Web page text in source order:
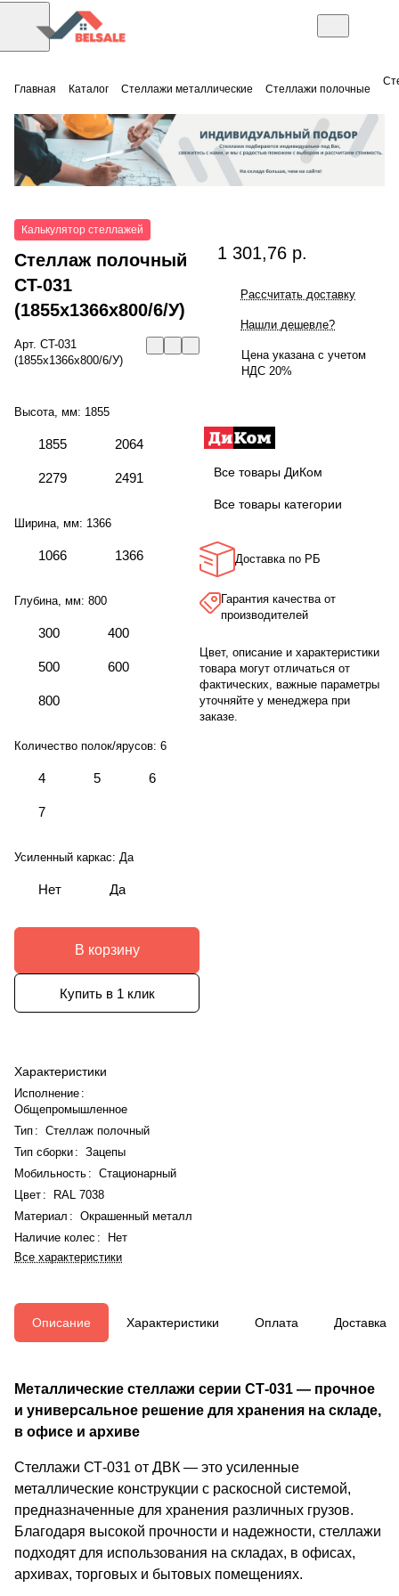
Главная Каталог Стеллажи металлические Стеллажи полочные
Калькулятор стеллажей
Стеллаж полочный
СT-031
(1855x1366x800/6/У)
Арт. СT-031
(1855x1366x800/6/У)
Высота, мм: 1855
1855 2064
2279 2491
Ширина, мм: 1366
1066 1366
Глубина, мм: 800
300 400
500 600
800
Количество полок/ярусов: 6
4 5 6
7
Усиленный каркас: Да
Нет Да
В корзину
Купить в 1 клик
Характеристики
Исполнение :
Общепромышленное
Тип : Стеллаж полочный
Тип сборки: Зацепы
Мобильность : Стационарный
Цвет :
RAL 7038
Материал : Окрашенный металл
Наличие колес :
Нет
Все характеристики
1 301,76 р.
Рассчитать доставку
Нашли дешевле?
Цена указана с учетом
НДС 20%
Все товары ДиКом
Все товары категории
Доставка по РБ
Гарантия качества от
производителей
Цвет, описание и характеристики
товара могут отличаться от
фактических, важные параметры
уточняйте у менеджера при
заказе.
Описание Характеристики Оплата Доставка
Металлические стеллажи серии СТ-031 — прочное
и универсальное решение для хранения на складе,
в офисе и архиве
Стеллажи СТ-031 от ДВК — это усиленные
металлические конструкции с раскосной системой,
предназначенные для хранения различных грузов.
Благодаря высокой прочности и надежности, стеллажи
подходят для использования на складах, в офисах,
архивах, торговых и бытовых помещениях.